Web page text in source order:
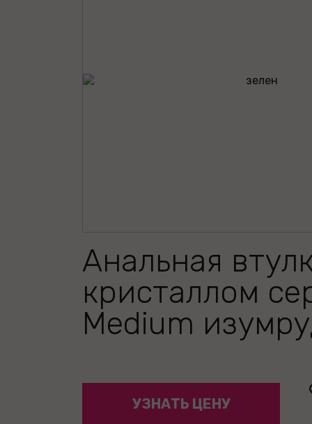
Анальная
кристаллом
Medium
УЗНАТЬ ЦЕНУ